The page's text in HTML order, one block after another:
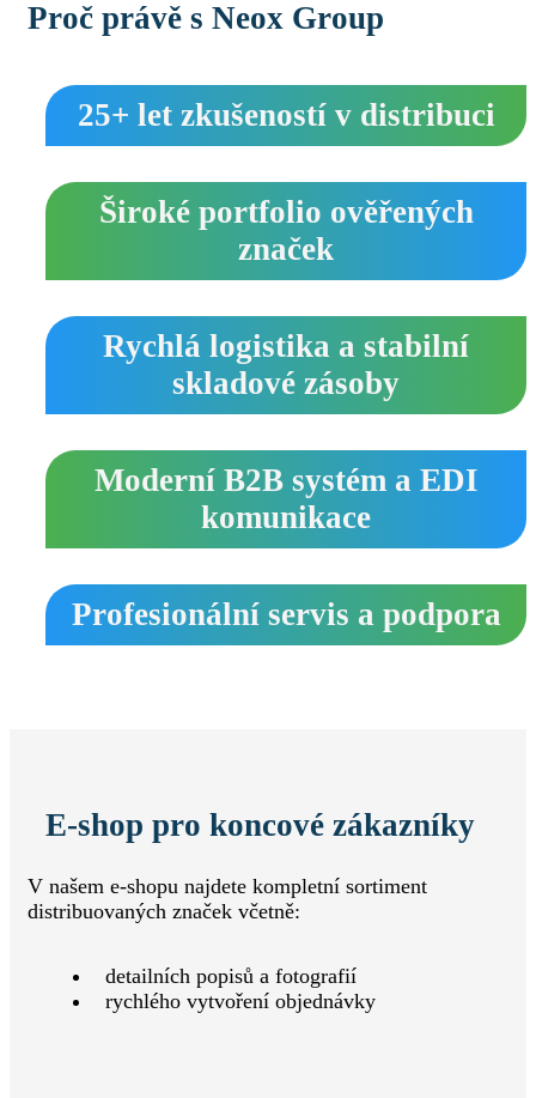
Proč právě s Neox Group
25+ let zkušeností v distribuci
Široké portfolio ověřených
značek
Rychlá logistika a stabilní
skladové zásoby
Moderní B2B systém a EDI
komunikace
Profesionální servis a podpora
E‑shop pro koncové zákazníky
V našem e‑shopu najdete kompletní sortiment
distribuovaných značek včetně:
detailních popisů a fotografií
rychlého vytvoření objednávky